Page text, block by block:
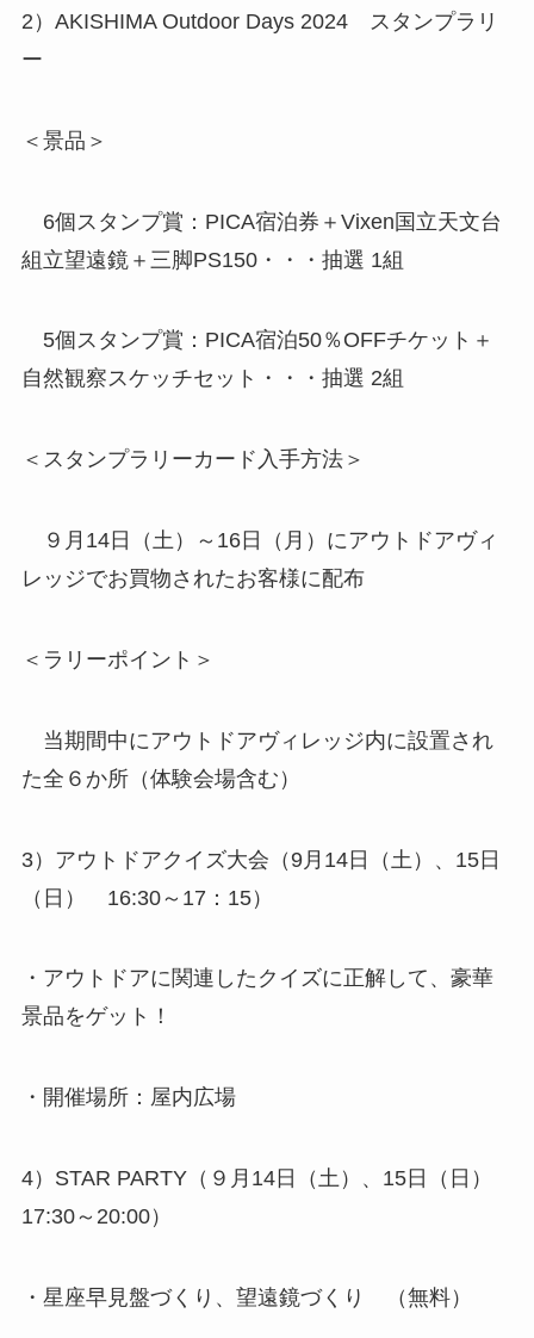
2）AKISHIMA Outdoor Days 2024 スタンプラリ
ー
＜景品＞
6個スタンプ賞：PICA宿泊券＋Vixen国立天文台
組立望遠鏡＋三脚PS150・・・抽選 1組
5個スタンプ賞：PICA宿泊50％OFFチケット＋
自然観察スケッチセット・・・抽選 2組
＜スタンプラリーカード入手方法＞
９月14日（土）～16日（月）にアウトドアヴィ
レッジでお買物されたお客様に配布
＜ラリーポイント＞
当期間中にアウトドアヴィレッジ内に設置され
た全６か所（体験会場含む）
3）アウトドアクイズ大会（9月14日（土）、15日
（日） 16:30～17：15）
・アウトドアに関連したクイズに正解して、豪華
景品をゲット！
・開催場所：屋内広場
4）STAR PARTY（９月14日（土）、15日（日）
17:30～20:00）
・星座早見盤づくり、望遠鏡づくり （無料）